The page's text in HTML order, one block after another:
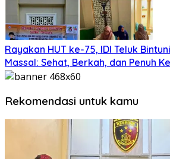
Rayakan HUT ke-75, IDI Teluk
Massal: Sehat, Berkah, dan Penuh
Rekomendasi untuk kamu